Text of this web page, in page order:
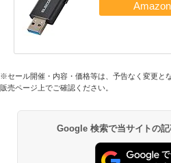
※セール開催・内容・価格等は、予告なく変更と
販売ページ上でご確認ください。
Google 検索で当サイトの